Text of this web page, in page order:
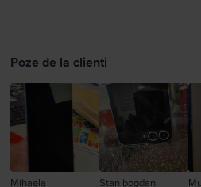
Poze de la clienti
Mihaela Stan bogdan